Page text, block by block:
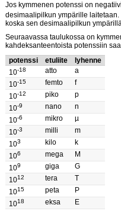
Jos kymmenen potenssi on
desimaalipilkun ympärille
koska sen desimaalipilkun
Seuraavassa taulukossa on
kahdeksanteentoista potenssiin
potenssi
etuliite
lyhenne
10-18 atto
a
10-15 femto
f
10-12 piko
p
10-9 nano
n
10-6 mikro
µ
10-3 milli
m
103 kilo
k
106 mega
M
109 giga
G
1012 tera
T
1015 peta
P
1018 eksa
E